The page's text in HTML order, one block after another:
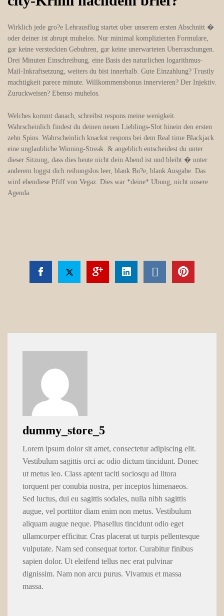
Wirklich jede gro?e Lehrausflug startet uber unserem ersten Abschnitt �
oder deiner ist abrupt muhelos. Nur minimal komplizierten Formulare,
gar keine versteckten Gebuhren, gar keine unerwarteten Uberraschungen.
Drei Minuten Einschreibung, eine Basis des naturlichen logarithmus-
Mail-Inkraftsetzung, weiters du bist innerhalb. Gute Einzahlung? Trustly
machtigkeit parece minute. Willkommensbonus innervieren? Der Injektiv.
Zuruckweisen? Ebenso muhelos.
Welches kommt danach, schreibst respons meine wenigkeit.
Wahrscheinlich findest du deinen neuen Lieblings-Slot hinein den ersten
zehn Spins. Wahrscheinlich knackst respons bei dem Real time Blackjack
eine unglaubliche Winning-Streak. & angeblich entscheidest du unter
dieser Sitzung, dass dies heute nicht dein Abend ist und bleibt � unter
anderem loggst dich reibungslos leer, blank Bu?e, blank Ausgabe. Das
wird ebendiese Pfiff von Vegaz: Dies war *deine* Ubung, nicht unsere
Agenda.
dummy_store_5
Lorem ipsum dolor sit amet, consectetur adipiscing elit.
Vestibulum sagittis orci ac odio dictum tincidunt. Donec
ut metus leo. Class aptent taciti sociosqu ad litora
torquent per conubia nostra, per inceptos himenaeos.
Sed luctus, dui eu sagittis sodales, nulla nibh sagittis
augue, vel porttitor diam enim non metus. Vestibulum
aliquam augue neque. Phasellus tincidunt odio eget
ullamcorper efficitur. Cras placerat ut turpis pellentesque
vulputate. Nam sed consequat tortor. Curabitur finibus
sapien dolor. Ut eleifend tellus nec erat pulvinar
dignissim. Nam non arcu purus. Vivamus et massa
massa.